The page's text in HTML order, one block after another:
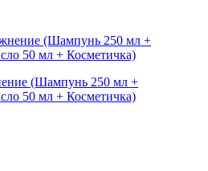
(Шампунь 250 мл +
50 мл + Косметичка)